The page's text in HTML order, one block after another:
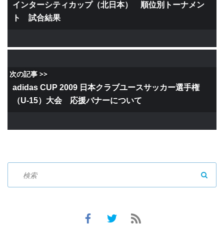
インターシティカップ（北日本） 順位別トーナメン
ト 試合結果
次の記事 >>
adidas CUP 2009 日本クラブユースサッカー選手権
（U-15）大会 応援バナーについて